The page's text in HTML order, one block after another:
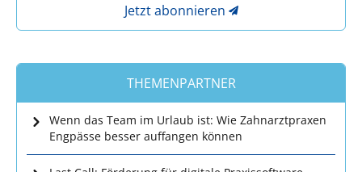
Jetzt abonnieren
THEMENPARTNER
Wenn das Team im Urlaub ist: Wie Zahnarztpraxen
Engpässe besser auffangen können